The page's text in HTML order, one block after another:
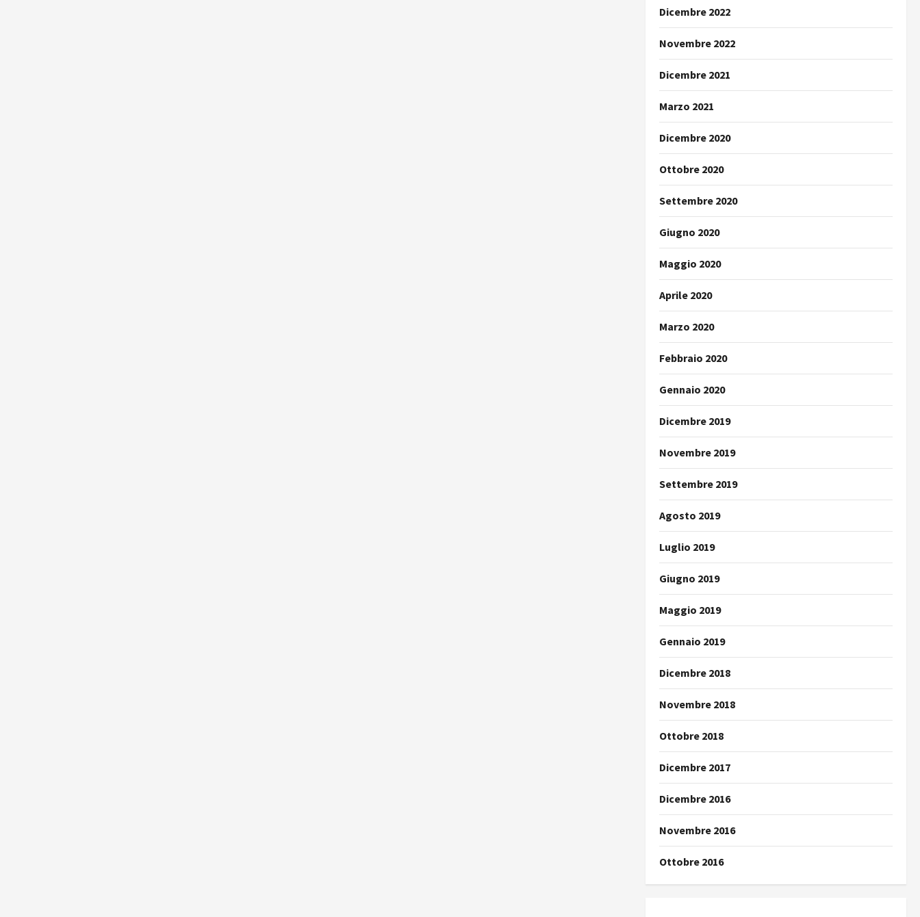
Dicembre 2022
Novembre 2022
Dicembre 2021
Marzo 2021
Dicembre 2020
Ottobre 2020
Settembre 2020
Giugno 2020
Maggio 2020
Aprile 2020
Marzo 2020
Febbraio 2020
Gennaio 2020
Dicembre 2019
Novembre 2019
Settembre 2019
Agosto 2019
Luglio 2019
Giugno 2019
Maggio 2019
Gennaio 2019
Dicembre 2018
Novembre 2018
Ottobre 2018
Dicembre 2017
Dicembre 2016
Novembre 2016
Ottobre 2016